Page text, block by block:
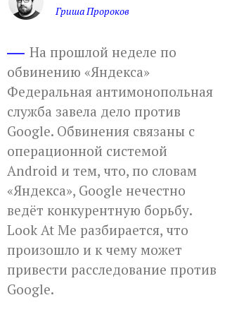
Гриша Пророков
На прошлой неделе по
обвинению «Яндекса»
Федеральная антимонопольная
служба завела дело против
Google. Обвинения связаны с
операционной системой
Android и тем, что, по словам
«Яндекса», Google нечестно
ведёт конкурентную борьбу.
Look At Me разбирается, что
произошло и к чему может
привести расследование против
Google.